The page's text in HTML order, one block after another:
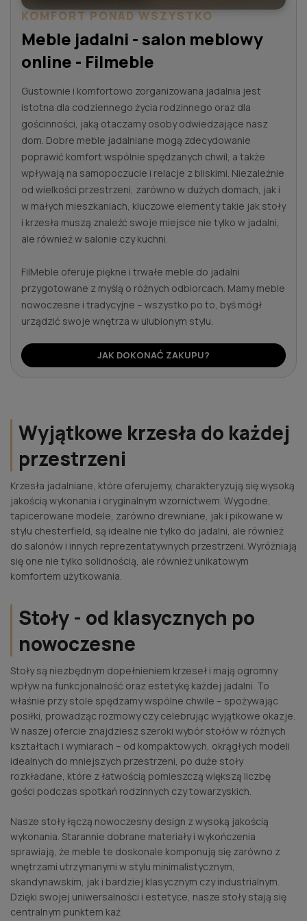
KOMFORT PONAD WSZYSTKO
Meble jadalni - salon meblowy
online - Filmeble
Gustownie i komfortowo zorganizowana jadalnia jest
istotna dla codziennego życia rodzinnego oraz dla
gościnności, jaką otaczamy osoby odwiedzające nasz
dom. Dobre meble jadalniane mogą zdecydowanie
poprawić komfort wspólnie spędzanych chwil, a także
wpływają na samopoczucie i relacje z bliskimi. Niezależnie
od wielkości przestrzeni, zarówno w dużych domach, jak i
w małych mieszkaniach, kluczowe elementy takie jak stoły
i krzesła muszą znaleźć swoje miejsce nie tylko w jadalni,
ale również w salonie czy kuchni.
FilMeble oferuje piękne i trwałe meble do jadalni
przygotowane z myślą o różnych odbiorcach. Mamy meble
nowoczesne i tradycyjne – wszystko po to, byś mógł
urządzić swoje wnętrza w ulubionym stylu.
JAK DOKONAĆ ZAKUPU?
Wyjątkowe krzesła do każdej
przestrzeni
Krzesła jadalniane, które oferujemy, charakteryzują się wysoką
jakością wykonania i oryginalnym wzornictwem. Wygodne,
tapicerowane modele, zarówno drewniane, jak i pikowane w
stylu chesterfield, są idealne nie tylko do jadalni, ale również
do salonów i innych reprezentatywnych przestrzeni. Wyróżniają
się one nie tylko solidnością, ale również unikatowym
komfortem użytkowania.
Stoły - od klasycznych po
nowoczesne
Stoły są niezbędnym dopełnieniem krzeseł i mają ogromny
wpływ na funkcjonalność oraz estetykę każdej jadalni. To
właśnie przy stole spędzamy wspólne chwile – spożywając
posiłki, prowadząc rozmowy czy celebrując wyjątkowe okazje.
W naszej ofercie znajdziesz szeroki wybór stołów w różnych
kształtach i wymiarach – od kompaktowych, okrągłych modeli
idealnych do mniejszych przestrzeni, po duże stoły
rozkładane, które z łatwością pomieszczą większą liczbę
gości podczas spotkań rodzinnych czy towarzyskich.
Nasze stoły łączą nowoczesny design z wysoką jakością
wykonania. Starannie dobrane materiały i wykończenia
sprawiają, że meble te doskonale komponują się zarówno z
wnętrzami utrzymanymi w stylu minimalistycznym,
skandynawskim, jak i bardziej klasycznym czy industrialnym.
Dzięki swojej uniwersalności i estetyce, nasze stoły stają się
centralnym punktem każ